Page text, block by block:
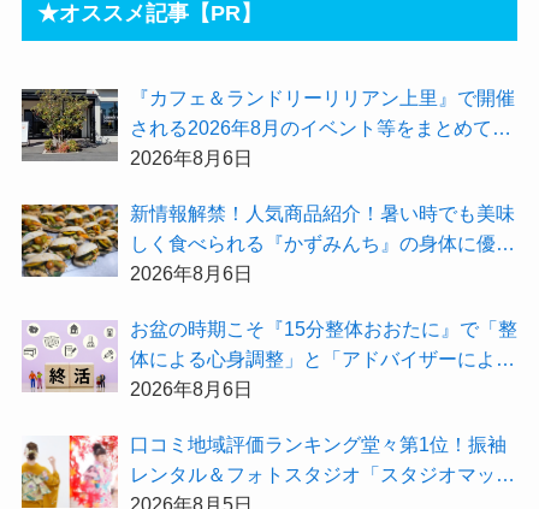
★オススメ記事【PR】
『カフェ＆ランドリーリリアン上里』で開催
される2026年8月のイベント等をまとめてご
紹介！
2026年8月6日
新情報解禁！人気商品紹介！暑い時でも美味
しく食べられる『かずみんち』の身体に優し
い天然酵母手作り減塩パンを召し上がれ♪
2026年8月6日
お盆の時期こそ『15分整体おおたに』で「整
体による心身調整」と「アドバイザーによる
身辺整理の準備」をしてみませんか？
2026年8月6日
⼝コミ地域評価ランキング堂々第1位！振袖
レンタル＆フォトスタジオ「スタジオマック
ス」がお得な『2026年8月限定キャンペー
2026年8月5日